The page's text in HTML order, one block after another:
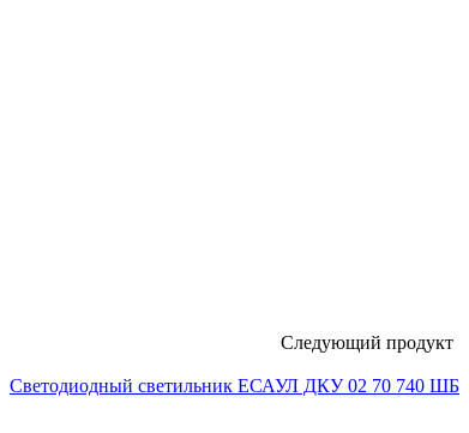
Следующий продукт
Светодиодный светильник ЕСАУЛ ДКУ 02 70 740 ШБ